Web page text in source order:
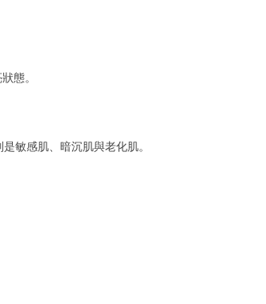
態。
敏感肌、暗沉肌與老化肌。